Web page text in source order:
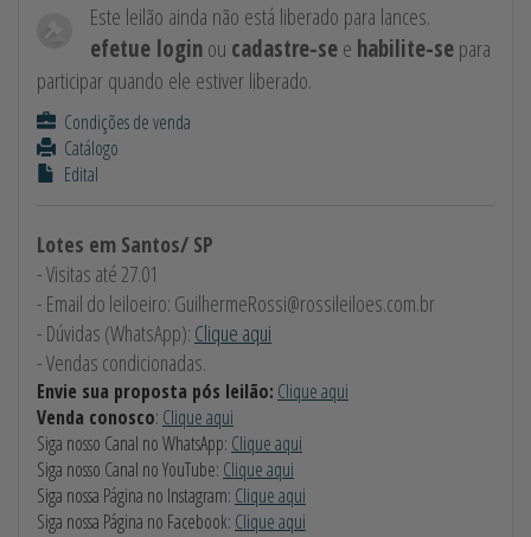
Este leilão ainda não está liberado para lances.
efetue loginou cadastre-see habilite-separa
participar quando ele estiver liberado.
Condições de venda
Catálogo
Edital
Lotes em Santos/ SP
- Visitas até 27.01
- Email do leiloeiro: GuilhermeRossi@rossileiloes.com.br
- Dúvidas (WhatsApp): Clique aqui
- Vendas condicionadas.
Envie sua proposta pós leilão: Clique aqui
Venda conosco: Clique aqui
Siga nosso Canal no WhatsApp: Clique aqui
Siga nosso Canal no YouTube: Clique aqui
Siga nossa Página no Instagram: Clique aqui
Siga nossa Página no Facebook: Clique aqui